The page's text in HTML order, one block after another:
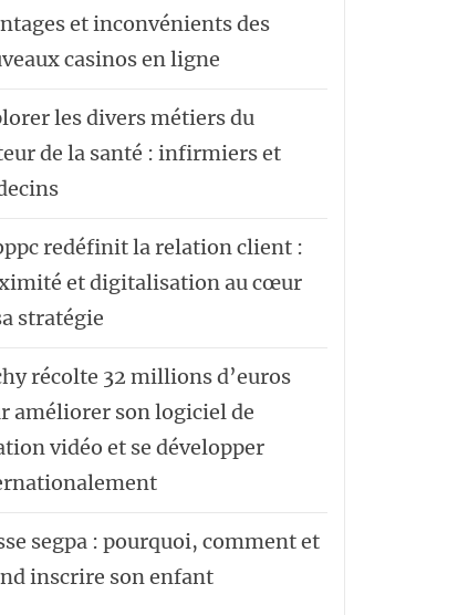
et inconvénients des
casinos en ligne
les divers métiers du
de la santé : infirmiers et
redéfinit la relation client :
et digitalisation au cœur
stratégie
récolte 32 millions d’euros
améliorer son logiciel de
vidéo et se développer
segpa : pourquoi, comment et
inscrire son enfant